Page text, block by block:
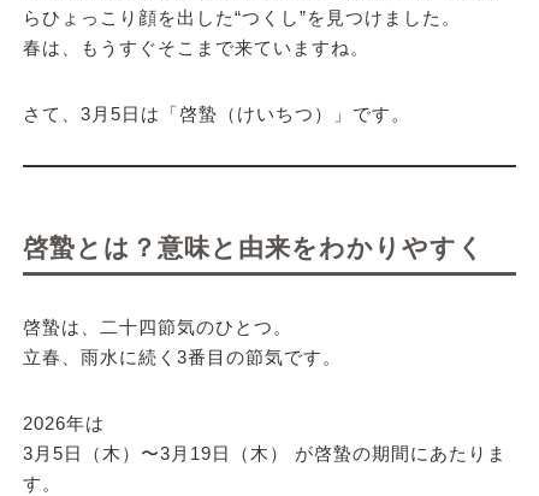
らひょっこり顔を出した“つくし”を見つけました。
春は、もうすぐそこまで来ていますね。
さて、3月5日は「啓蟄（けいちつ）」です。
啓蟄とは？意味と由来をわかりやすく
啓蟄は、二十四節気のひとつ。
立春、雨水に続く3番目の節気です。
2026年は
3月5日（木）〜3月19日（木）
が啓蟄の期間にあたりま
す。